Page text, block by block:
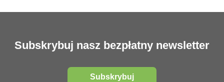
Subskrybuj nasz bezpłatny newsletter
Subskrybuj